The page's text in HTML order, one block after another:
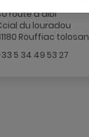
route d albi
du louradou
Rouffiac tolosan
5 34 49 53 27